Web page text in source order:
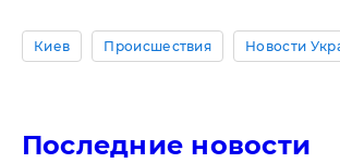
Киев Происшествия Новости
Последние новости